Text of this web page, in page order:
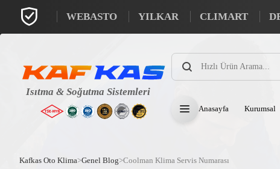
WEBASTO YILKAR CLIMART
Products
search
Anasayfa Kurumsal
Kafkas Oto Klima>Genel Blog>Coolman Klima Servis Numarası